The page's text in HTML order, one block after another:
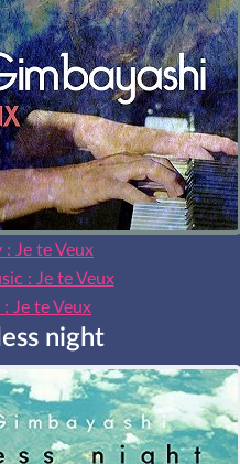
Je te Veux
: Je te Veux
Je te Veux
night